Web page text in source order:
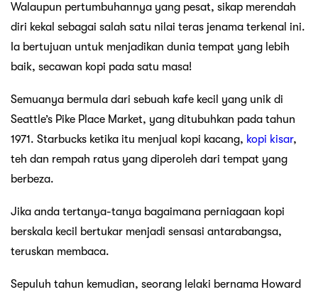
Walaupun pertumbuhannya yang pesat, sikap merendah
diri kekal sebagai salah satu nilai teras jenama terkenal ini.
Ia bertujuan untuk menjadikan dunia tempat yang lebih
baik, secawan kopi pada satu masa!
Semuanya bermula dari sebuah kafe kecil yang unik di
Seattle’s Pike Place Market, yang ditubuhkan pada tahun
1971. Starbucks ketika itu menjual kopi kacang, kopi kisar,
teh dan rempah ratus yang diperoleh dari tempat yang
berbeza.
Jika anda tertanya-tanya bagaimana perniagaan kopi
berskala kecil bertukar menjadi sensasi antarabangsa,
teruskan membaca.
Sepuluh tahun kemudian, seorang lelaki bernama Howard